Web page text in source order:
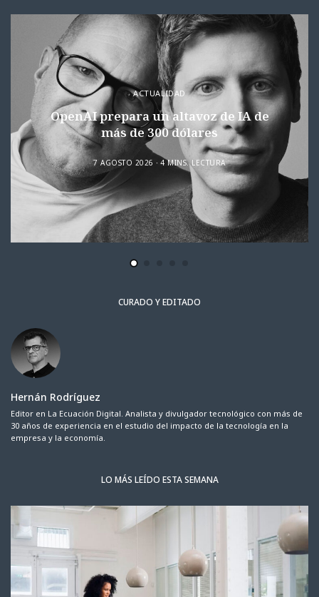
ACTUALIDAD
OpenAI prepara un altavoz de IA de
más de 300 dólares
7 AGOSTO 2026 4 MINS. LECTURA
CURADO Y EDITADO
Hernán Rodríguez
Editor en La Ecuación Digital. Analista y divulgador tecnológico con más de
30 años de experiencia en el estudio del impacto de la tecnología en la
empresa y la economía.
LO MÁS LEÍDO ESTA SEMANA